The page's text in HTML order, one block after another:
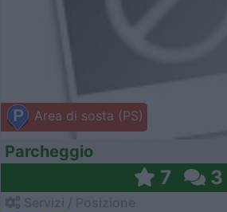
Area di sosta (PS)
Parcheggio
7 3